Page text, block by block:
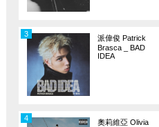
派偉俊 Patrick
Brasca _ BAD
IDEA
3
奧莉維亞 Olivia
4